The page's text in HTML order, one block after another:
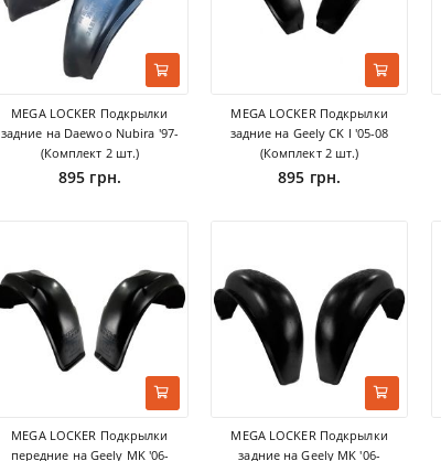
MEGA LOCKER Подкрылки
задние на Daewoo Nubira '97-
(Комплект 2 шт.)
895 грн.
MEGA LOCKER Подкрылки
задние на Geely CK I '05-08
(Комплект 2 шт.)
895 грн.
MEGA LOCKER Подкрылки
передние на Geely MK '06-
MEGA LOCKER Подкрылки
задние на Geely MK '06-